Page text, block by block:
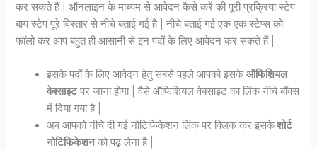
कर सकते हैं | ऑनलाइन के माध्यम से आवेदन कैसे करें की पूरी प्रक्रिया स्टेप
बाय स्टेप पूरे विस्तार से नीचे बताई गई है | नीचे बताई गई एक एक स्टेप्स को
फॉलो कर आप बहुत ही आसानी से इन पदों के लिए आवेदन कर सकते हैं |
इसके पदों के लिए आवेदन हेतु सबसे पहले आपको इसकेऑफिशियल
वेबसाइटपर जाना होगा | वैसे ऑफिशियल वेबसाइट का लिंक नीचे बॉक्स
में दिया गया है |
अब आपको नीचे दी गई नोटिफिकेशन लिंक पर क्लिक कर इसकेशोर्ट
नोटिफिकेशनको पढ़ लेना है |